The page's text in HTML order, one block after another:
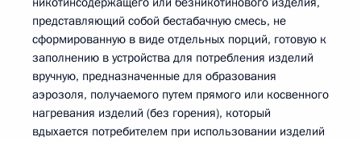
представляющий собой бестабачную смесь, не
сформированную в виде отдельных порций, готовую к
заполнению в устройства для потребления изделий
вручную, предназначенные для образования
аэрозоля, получаемого путем прямого или косвенного
нагревания изделий (без горения), который
вдыхается потребителем при использовании изделий